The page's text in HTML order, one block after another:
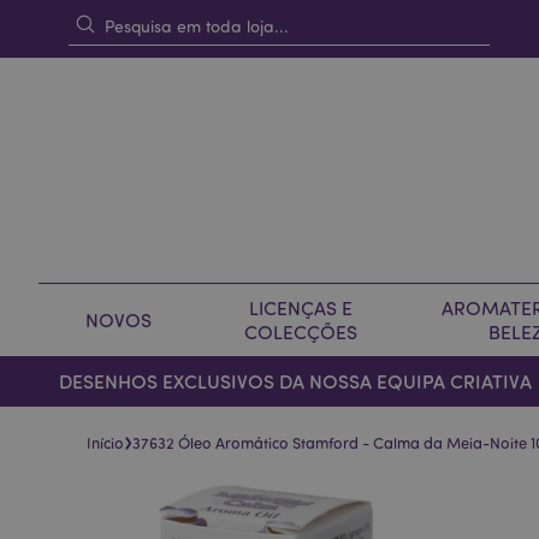
NOVOS
LICENÇAS E
COLECÇÕES
DESENHOS EXCLUSIVOS DA NOSSA EQUIPA CRIATIVA
Início›37632 Óleo Aromático Stamford - Calma da Meia-Noite